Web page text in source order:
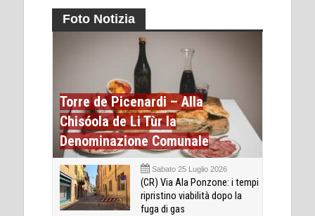
Foto Notizia
Torre de Picenardi – Alla
Chisóola de Li Tùr la
Denominazione Comunale
Sabato 25 Luglio 2026
(CR) Via Ala Ponzone: i tempi
ripristino viabilità dopo la
fuga di gas